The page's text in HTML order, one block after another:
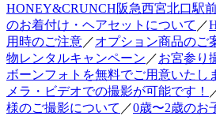
HONEY&CRUNCH阪急西宮北口駅
のお着付け・ヘアセットについて ／
用時のご注意／オプション商品のご
物レンタルキャンペーン ／お宮参り
ボーンフォトを無料でご用意いたし
メラ・ビデオでの撮影が可能です！
様のご撮影について ／0歳〜2歳のお